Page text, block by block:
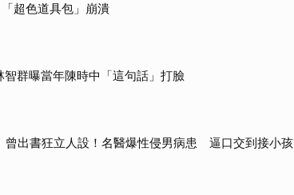
超色道具包」崩潰
群曝當年陳時中「這句話」打臉
曾出書狂立人設！名醫爆性侵男病患 逼口交到接小孩